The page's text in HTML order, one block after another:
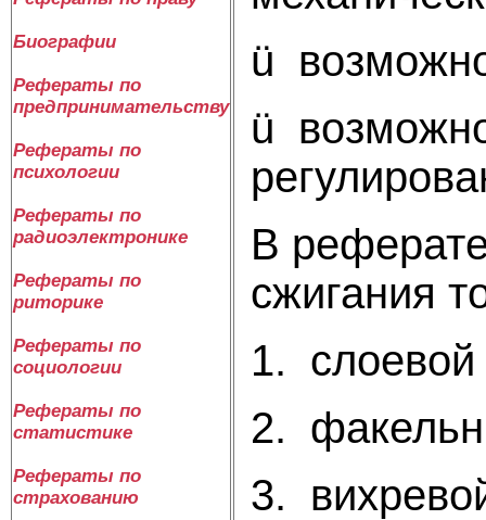
Биографии
Рефераты по
предпринимательству
Рефераты по
психологии
Рефераты по
радиоэлектронике
Рефераты по
риторике
Рефераты по
социологии
Рефераты по
статистике
Рефераты по
страхованию
ü
ü
В
сжигания
1. слоевой
2.
3.